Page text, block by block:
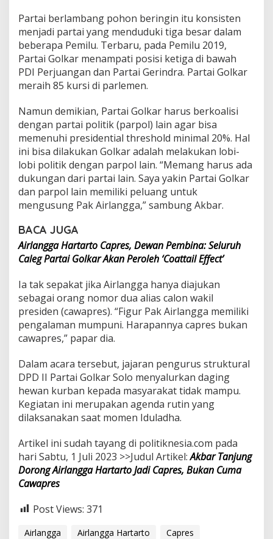
e
s
B
u
k
a
n
C
w
a
p
r
e
s
Partai berlambang pohon beringin itu konsisten
menjadi partai yang menduduki tiga besar dalam
beberapa Pemilu. Terbaru, pada Pemilu 2019,
Partai Golkar menampati posisi ketiga di bawah
PDI Perjuangan dan Partai Gerindra. Partai Golkar
meraih 85 kursi di parlemen.
Namun demikian, Partai Golkar harus berkoalisi
dengan partai politik (parpol) lain agar bisa
memenuhi presidential threshold minimal 20%. Hal
ini bisa dilakukan Golkar adalah melakukan lobi-
lobi politik dengan parpol lain. “Memang harus ada
dukungan dari partai lain. Saya yakin Partai Golkar
dan parpol lain memiliki peluang untuk
mengusung Pak Airlangga,” sambung Akbar.
BACA JUGA
Airlangga Hartarto Capres, Dewan Pembina: Seluruh
Caleg Partai Golkar Akan Peroleh ‘Coattail Effect’
Ia tak sepakat jika Airlangga hanya diajukan
sebagai orang nomor dua alias calon wakil
presiden (cawapres). “Figur Pak Airlangga memiliki
pengalaman mumpuni. Harapannya capres bukan
cawapres,” papar dia.
Dalam acara tersebut, jajaran pengurus struktural
DPD II Partai Golkar Solo menyalurkan daging
hewan kurban kepada masyarakat tidak mampu.
Kegiatan ini merupakan agenda rutin yang
dilaksanakan saat momen Iduladha.
Artikel ini sudah tayang di politiknesia.com pada
hari Sabtu, 1 Juli 2023 >>Judul Artikel:Akbar Tanjung
Dorong Airlangga Hartarto Jadi Capres, Bukan Cuma
Cawapres
Post Views: 371
Airlangga Airlangga Hartarto
Capres